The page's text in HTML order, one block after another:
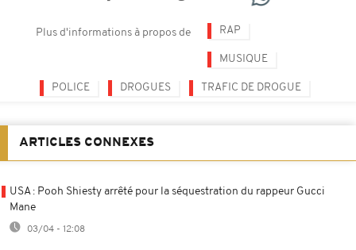
Plus d'informations à propos de RAP
MUSIQUE
POLICE DROGUES TRAFIC DE DROGUE
ARTICLES CONNEXES
USA : Pooh Shiesty arrêté pour la séquestration du rappeur Gucci
Mane
03/04 - 12:08